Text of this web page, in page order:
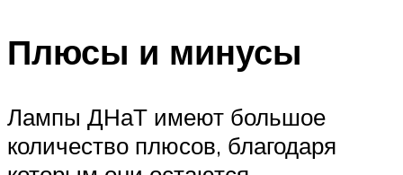
Плюсы и минусы
Лампы ДНаТ имеют большое
количество плюсов, благодаря